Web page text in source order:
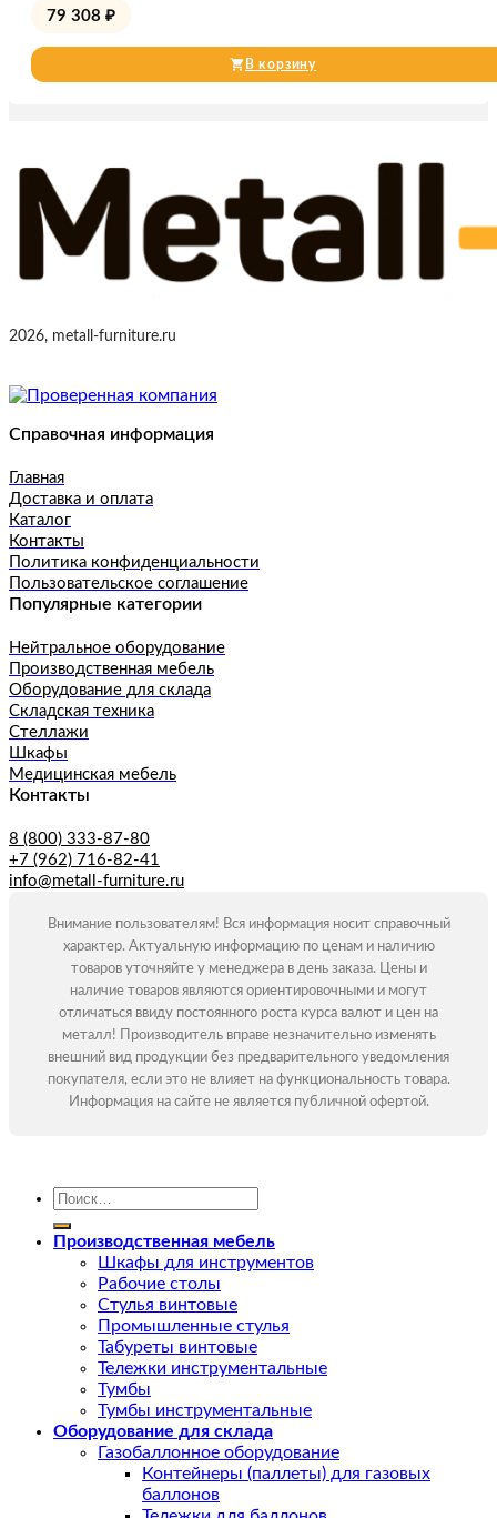
79 308 ₽
В корзину
2026, metall-furniture.ru
Справочная информация
Главная
Доставка и оплата
Каталог
Контакты
Политика конфиденциальности
Пользовательское соглашение
Популярные категории
Нейтральное оборудование
Производственная мебель
Оборудование для склада
Складская техника
Стеллажи
Шкафы
Медицинская мебель
Контакты
8 (800) 333-87-80
+7 (962) 716-82-41
info@metall-furniture.ru
Внимание пользователям! Вся информация носит справочный
характер. Актуальную информацию по ценам и наличию
товаров уточняйте у менеджера в день заказа. Цены и
наличие товаров являются ориентировочными и могут
отличаться ввиду постоянного роста курса валют и цен на
металл! Производитель вправе незначительно изменять
внешний вид продукции без предварительного уведомления
покупателя, если это не влияет на функциональность товара.
Информация на сайте не является публичной офертой.
Искать:
Производственная мебель
Шкафы для инструментов
Рабочие столы
Стулья винтовые
Промышленные стулья
Табуреты винтовые
Тележки инструментальные
Тумбы
Тумбы инструментальные
Оборудование для склада
Газобаллонное оборудование
Контейнеры (паллеты) для газовых
баллонов